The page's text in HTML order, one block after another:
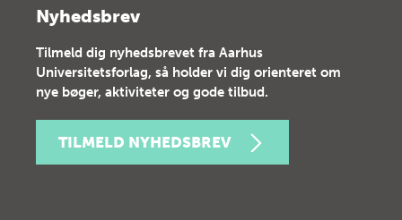
Nyhedsbrev
Tilmeld dig nyhedsbrevet fra Aarhus
Universitetsforlag, så holder vi dig orienteret om
nye bøger, aktiviteter og gode tilbud.
TILMELD NYHEDSBREV